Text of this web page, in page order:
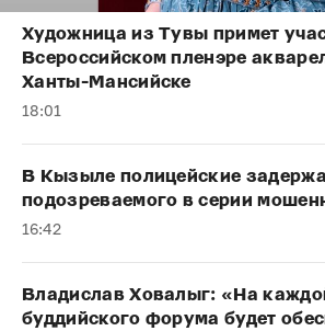
Художница из Тувы примет
Всероссийском пленэре
Ханты-Мансийске
18:01
В Кызыле полицейские
подозреваемого в серии
16:42
Владислав Ховалыг: «На
буддийского форума будет